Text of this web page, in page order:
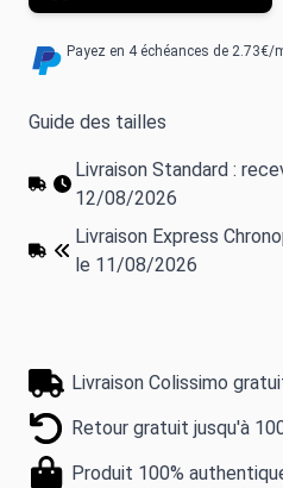
Payez en 4 échéances de 2.73€/
Guide des tailles
Livraison Standard :
12/08/2026
Livraison Express
le 11/08/2026
Livraison Colissimo
Retour gratuit jusqu'à
Produit 100%